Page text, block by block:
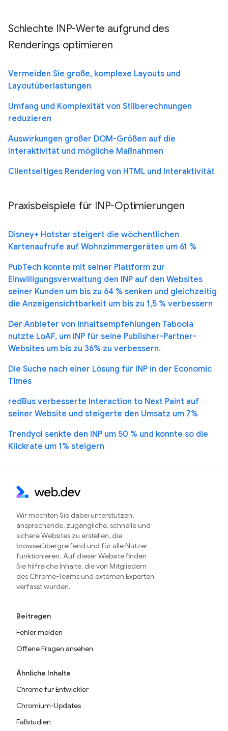
Schlechte INP-Werte aufgrund des
Renderings optimieren
Vermeiden Sie große, komplexe Layouts und
Layoutüberlastungen
Umfang und Komplexität von Stilberechnungen
reduzieren
Auswirkungen großer DOM-Größen auf die
Interaktivität und mögliche Maßnahmen
Clientseitiges Rendering von HTML und Interaktivität
Praxisbeispiele für INP-Optimierungen
Disney+ Hotstar steigert die wöchentlichen
Kartenaufrufe auf Wohnzimmergeräten um 61 %
PubTech konnte mit seiner Plattform zur
Einwilligungsverwaltung den INP auf den Websites
seiner Kunden um bis zu 64 % senken und gleichzeitig
die Anzeigensichtbarkeit um bis zu 1,5 % verbessern
Der Anbieter von Inhaltsempfehlungen Taboola
nutzte LoAF, um INP für seine Publisher-Partner-
Websites um bis zu 36% zu verbessern.
Die Suche nach einer Lösung für INP in der Economic
Times
redBus verbesserte Interaction to Next Paint auf
seiner Website und steigerte den Umsatz um 7%
Trendyol senkte den INP um 50 % und konnte so die
Klickrate um 1% steigern
Wir möchten Sie dabei unterstützen,
ansprechende, zugängliche, schnelle und
sichere Websites zu erstellen, die
browserübergreifend und für alle Nutzer
funktionieren. Auf dieser Website finden
Sie hilfreiche Inhalte, die von Mitgliedern
des Chrome-Teams und externen Experten
verfasst wurden.
Beitragen
Fehler melden
Offene Fragen ansehen
Ähnliche Inhalte
Chrome für Entwickler
Chromium-Updates
Fallstudien